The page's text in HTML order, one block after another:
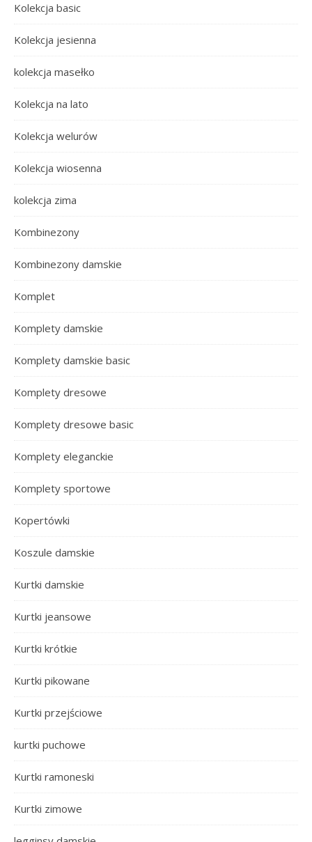
Kolekcja basic
Kolekcja jesienna
kolekcja masełko
Kolekcja na lato
Kolekcja welurów
Kolekcja wiosenna
kolekcja zima
Kombinezony
Kombinezony damskie
Komplet
Komplety damskie
Komplety damskie basic
Komplety dresowe
Komplety dresowe basic
Komplety eleganckie
Komplety sportowe
Kopertówki
Koszule damskie
Kurtki damskie
Kurtki jeansowe
Kurtki krótkie
Kurtki pikowane
Kurtki przejściowe
kurtki puchowe
Kurtki ramoneski
Kurtki zimowe